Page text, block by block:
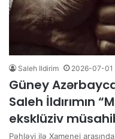
Saleh Ildirim 2026-07-01
Güney
Saleh İldırımın
eksklüziv
Pəhləvi ilə Xamenei